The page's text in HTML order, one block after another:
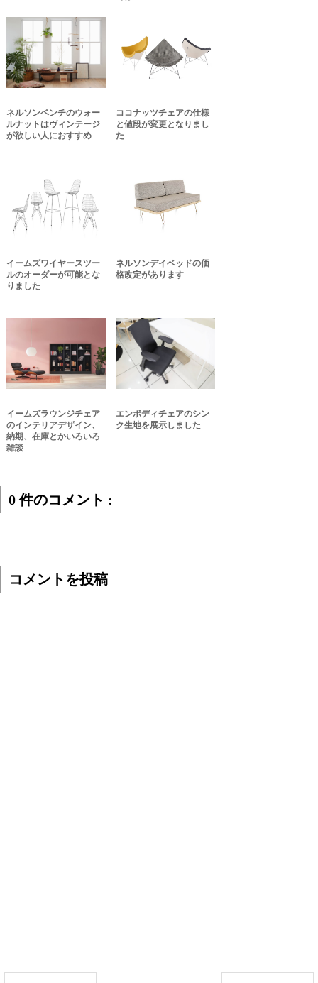
ネルソンベンチのウォー
ルナットはヴィンテージ
が欲しい人におすすめ
ココナッツチェアの仕様
と値段が変更となりまし
た
イームズワイヤースツー
ルのオーダーが可能とな
りました
ネルソンデイベッドの価
格改定があります
イームズラウンジチェア
のインテリアデザイン、
納期、在庫とかいろいろ
雑談
エンボディチェアのシン
ク生地を展示しました
0 件のコメント :
コメントを投稿